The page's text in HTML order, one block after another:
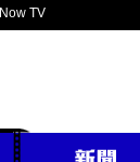
Now TV